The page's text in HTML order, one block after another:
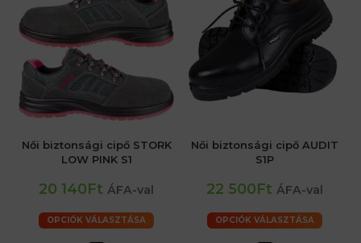
Női biztonsági cipő STORK
LOW PINK S1
20 140Ft ÁFA-val
OPCIÓK VÁLASZTÁSA
Női biztonsági cipő AUDIT
S1P
22 500Ft ÁFA-val
OPCIÓK VÁLASZTÁSA